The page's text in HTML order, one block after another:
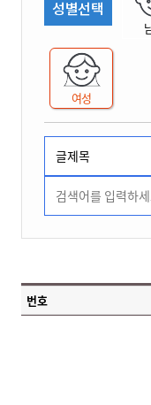
성별선택
여성
번호